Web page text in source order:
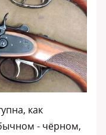
как
- чёрном,